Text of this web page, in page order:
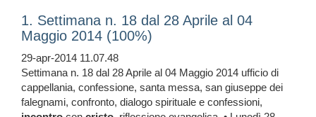
1. Settimana n. 18 dal 28 Aprile al 04
Maggio 2014 (100%)
29-apr-2014 11.07.48
Settimana n. 18 dal 28 Aprile al 04 Maggio 2014 ufficio di
cappellania, confessione, santa messa, san giuseppe dei
falegnami, confronto, dialogo spirituale e confessioni,